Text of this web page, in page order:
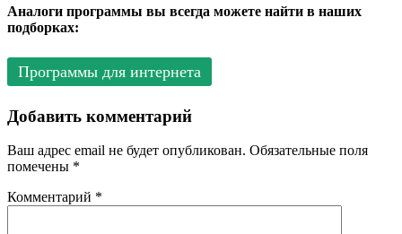
Аналоги программы вы всегда можете найти в наших
подборках:
Программы для интернета
Добавить комментарий
Ваш адрес email не будет опубликован. Обязательные поля
помечены *
Комментарий *